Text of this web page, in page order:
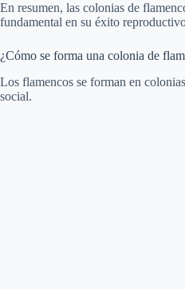
En resumen, las colonias de
fundamental en su éxito
¿Cómo se forma una colonia de
Los flamencos se forman en
social.